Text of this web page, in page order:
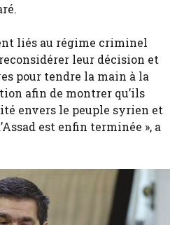
liés au régime criminel
leur décision et
pour tendre la main à la
afin de montrer qu’ils
envers le peuple syrien et
est enfin terminée », a